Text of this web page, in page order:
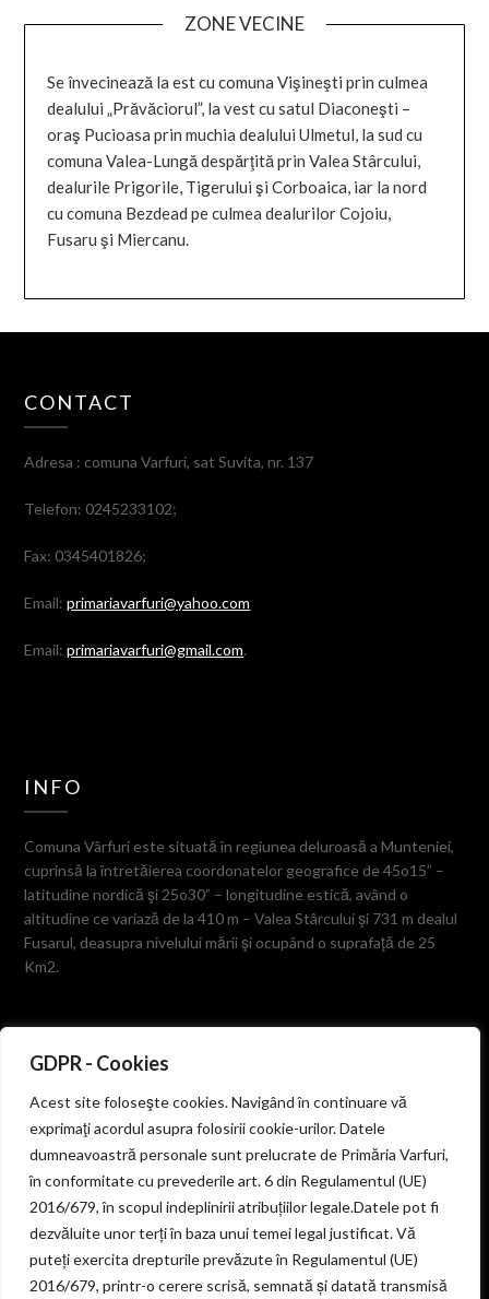
GDPR - Cookies
Acest site foloseşte cookies. Navigând în continuare vă
exprimaţi acordul asupra folosirii cookie-urilor. Datele
dumneavoastră personale sunt prelucrate de Primăria Varfuri,
în conformitate cu prevederile art. 6 din Regulamentul (UE)
2016/679, în scopul indeplinirii atribuțiilor legale.Datele pot fi
dezvăluite unor terți în baza unui temei legal justificat. Vă
puteți exercita drepturile prevăzute în Regulamentul (UE)
2016/679, printr-o cerere scrisă, semnată și datată transmisă
ZONE VECINE
Se învecinează la est cu comuna Vişineşti prin culmea
dealului „Prăvăciorul”, la vest cu satul Diaconeşti –
oraş Pucioasa prin muchia dealului Ulmetul, la sud cu
comuna Valea-Lungă despărţită prin Valea Stârcului,
dealurile Prigorile, Tigerului şi Corboaica, iar la nord
cu comuna Bezdead pe culmea dealurilor Cojoiu,
Fusaru şi Miercanu.
CONTACT
Adresa : comuna Varfuri, sat Suvita, nr. 137
Telefon: 0245233102;
Fax: 0345401826;
Email:primariavarfuri@yahoo.com
Email:primariavarfuri@gmail.com.
INFO
Comuna Vârfuri este situată în regiunea deluroasă a Munteniei,
cuprinsă la întretăierea coordonatelor geografice de 45o15” –
latitudine nordică şi 25o30” – longitudine estică, având o
altitudine ce variază de la 410 m – Valea Stârcului şi 731 m dealul
Fusarul, deasupra nivelului mării şi ocupând o suprafaţă de 25
Km2.
ZONE VECINE
Se învecinează la est cu comuna Vişineşti prin culmea dealului
„Prăvăciorul”, la vest cu satul Diaconeşti – oraş Pucioasa prin
muchia dealului Ulmetul, la sud cu comuna Valea-Lungă
despărţită prin Valea Stârcului, dealurile Prigorile, Tigerului şi
Corboaica, iar la nord cu comuna Bezdead pe culmea dealurilor
Cojoiu, Fusaru şi Miercanu.